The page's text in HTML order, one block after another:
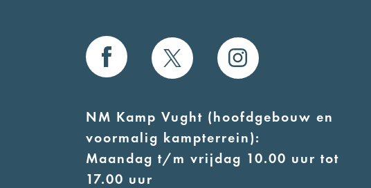
NM Kamp Vught (hoofdgebouw en
voormalig kampterrein):
Maandag t/m vrijdag 10.00 uur tot
17.00 uur